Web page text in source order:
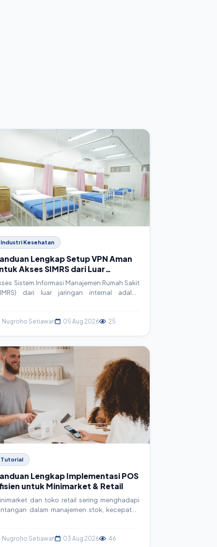
Industri Kesehatan
Lengkap Setup VPN Aman
Akses SIMRS dari Luar
RS
Sistem Informasi Manajemen Rumah Sakit
dari luar jaringan internal adalah
Virtual Private Network (VPN) yang
data pasien.
Nugroho Setiawan 05 Aug 2026 25
Tutorial
Lengkap Implementasi POS
untuk Minimarket & Retail
dan toko retail sering menghadapi
dalam manajemen stok, kecepatan
sistem Point of Sales (POS), mulai
Nugroho Setiawan 03 Aug 2026 46